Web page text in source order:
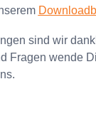
sind wir
Fragen wende